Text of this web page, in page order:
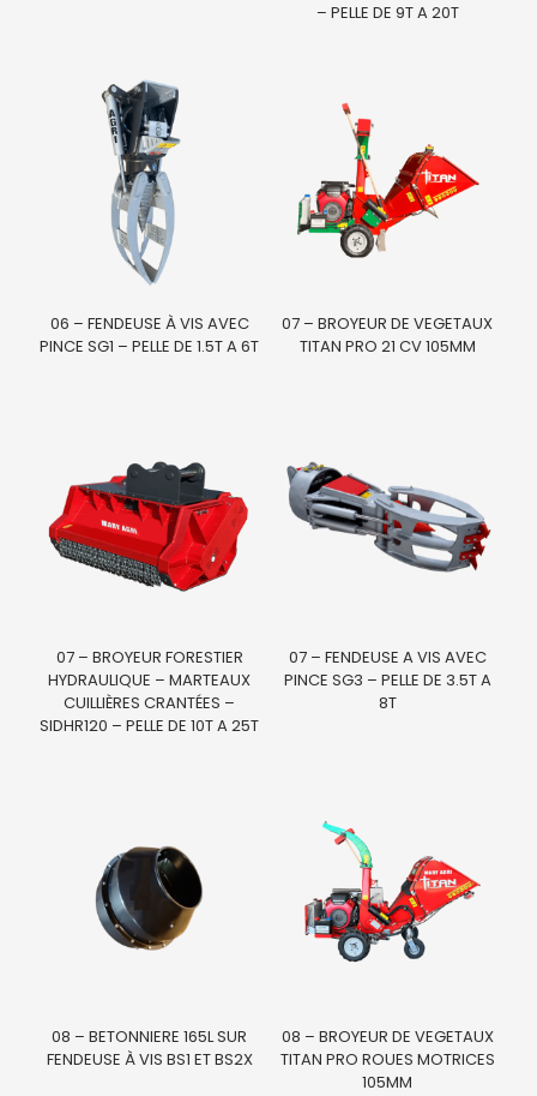
– PELLE DE 9T A 20T
06 – FENDEUSE À VIS AVEC
PINCE SG1 – PELLE DE 1.5T A 6T
07 – BROYEUR DE VEGETAUX
TITAN PRO 21 CV 105MM
07 – BROYEUR FORESTIER
HYDRAULIQUE – MARTEAUX
CUILLIÈRES CRANTÉES –
SIDHR120 – PELLE DE 10T A 25T
07 – FENDEUSE A VIS AVEC
PINCE SG3 – PELLE DE 3.5T A
8T
08 – BETONNIERE 165L SUR
FENDEUSE À VIS BS1 ET BS2X
08 – BROYEUR DE VEGETAUX
TITAN PRO ROUES MOTRICES
105MM